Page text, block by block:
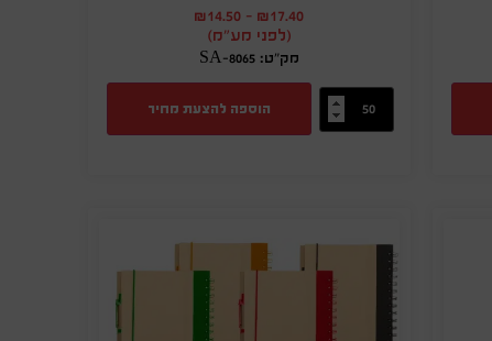
₪17.40
-
₪14.50
(לפני מע"מ)
מק"ט: SA-8065
הוספה להצעת מחיר